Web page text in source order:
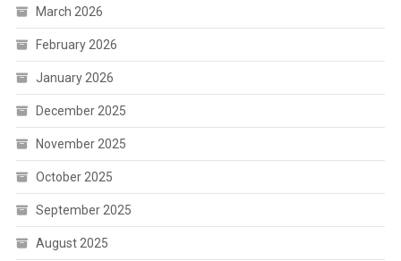
March 2026
February 2026
January 2026
December 2025
November 2025
October 2025
September 2025
August 2025